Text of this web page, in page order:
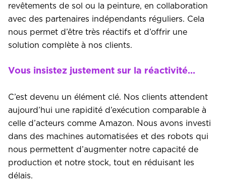
revêtements de sol ou la peinture, en collaboration
avec des partenaires indépendants réguliers. Cela
nous permet d’être très réactifs et d’offrir une
solution complète à nos clients.
Vous insistez justement sur la réactivité…
C’est devenu un élément clé. Nos clients attendent
aujourd’hui une rapidité d’exécution comparable à
celle d’acteurs comme Amazon. Nous avons investi
dans des machines automatisées et des robots qui
nous permettent d’augmenter notre capacité de
production et notre stock, tout en réduisant les
délais.